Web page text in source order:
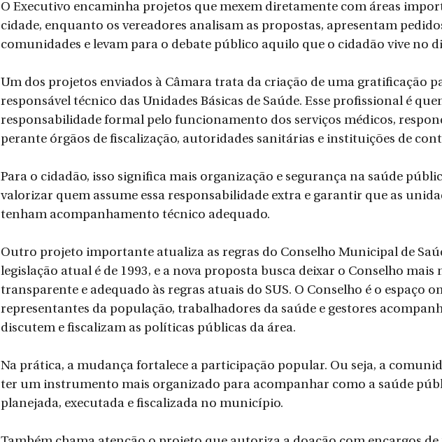
O Executivo encaminha projetos que mexem diretamente com áreas
cidade, enquanto os vereadores analisam as propostas, apresentam
comunidades e levam para o debate público aquilo que o cidadão vive no
Um dos projetos enviados à Câmara trata da criação de uma gratificação
responsável técnico das Unidades Básicas de Saúde. Esse profissional é
responsabilidade formal pelo funcionamento dos serviços médicos,
perante órgãos de fiscalização, autoridades sanitárias e instituições de
Para o cidadão, isso significa mais organização e segurança na saúde
valorizar quem assume essa responsabilidade extra e garantir que as
tenham acompanhamento técnico adequado.
Outro projeto importante atualiza as regras do Conselho Municipal de
legislação atual é de 1993, e a nova proposta busca deixar o Conselho mais
transparente e adequado às regras atuais do SUS. O Conselho é o espaço
representantes da população, trabalhadores da saúde e gestores
discutem e fiscalizam as políticas públicas da área.
Na prática, a mudança fortalece a participação popular. Ou seja, a
ter um instrumento mais organizado para acompanhar como a saúde
planejada, executada e fiscalizada no município.